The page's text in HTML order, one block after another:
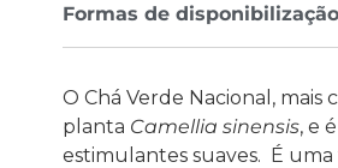
Formas de
O Chá Verde Nacional,
planta Camellia sinensis, e
estimulantes suaves. É